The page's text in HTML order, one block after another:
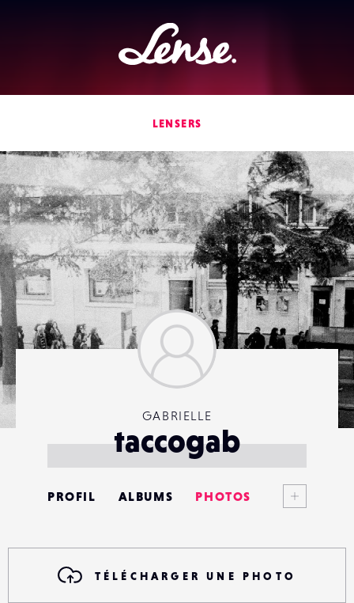
Lense
LENSERS
GABRIELLE
taccogab
PROFIL ALBUMS PHOTOS
TÉLÉCHARGER UNE PHOTO